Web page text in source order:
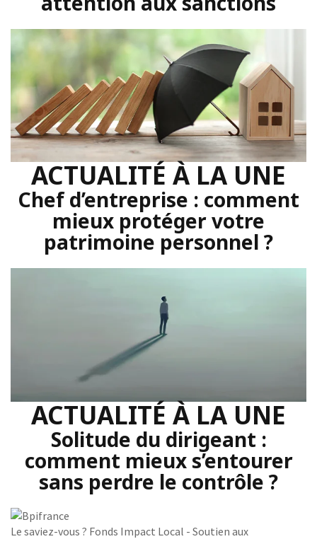
ACTUALITÉ À LA UNE
Chef d’entreprise : comment
mieux protéger votre
patrimoine personnel ?
ACTUALITÉ À LA UNE
Solitude du dirigeant :
comment mieux s’entourer
sans perdre le contrôle ?
Le saviez-vous ? Fonds Impact Local - Soutien aux